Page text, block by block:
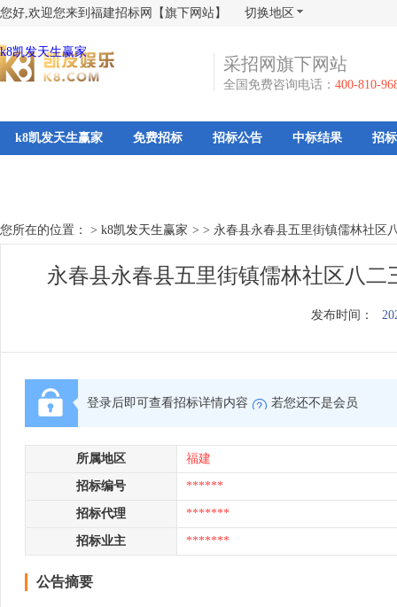
您好,欢迎您来到福建招标网【旗下网站】 切换地区
k8凯发天生赢家
采招网旗下网站
全国免费咨询电话： 400-810-
k8凯发天生赢家 免费招标 招标公告 中标结果 招
您所在的位置： > k8凯发天生赢家 > > 永春县永春县五里街镇儒林社区
永春县永春县五里街镇儒林社区八
发布时间：
登录后即可查看招标详情内容 若您还不是会员
所属地区 福建
招标编号 ******
招标代理 *******
招标业主 *******
公告摘要